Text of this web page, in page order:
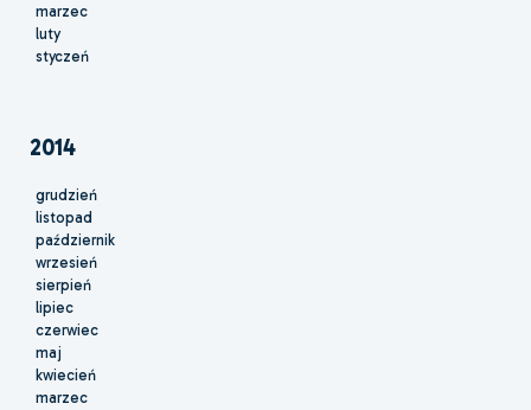
marzec
luty
styczeń
2014
grudzień
listopad
październik
wrzesień
sierpień
lipiec
czerwiec
maj
kwiecień
marzec